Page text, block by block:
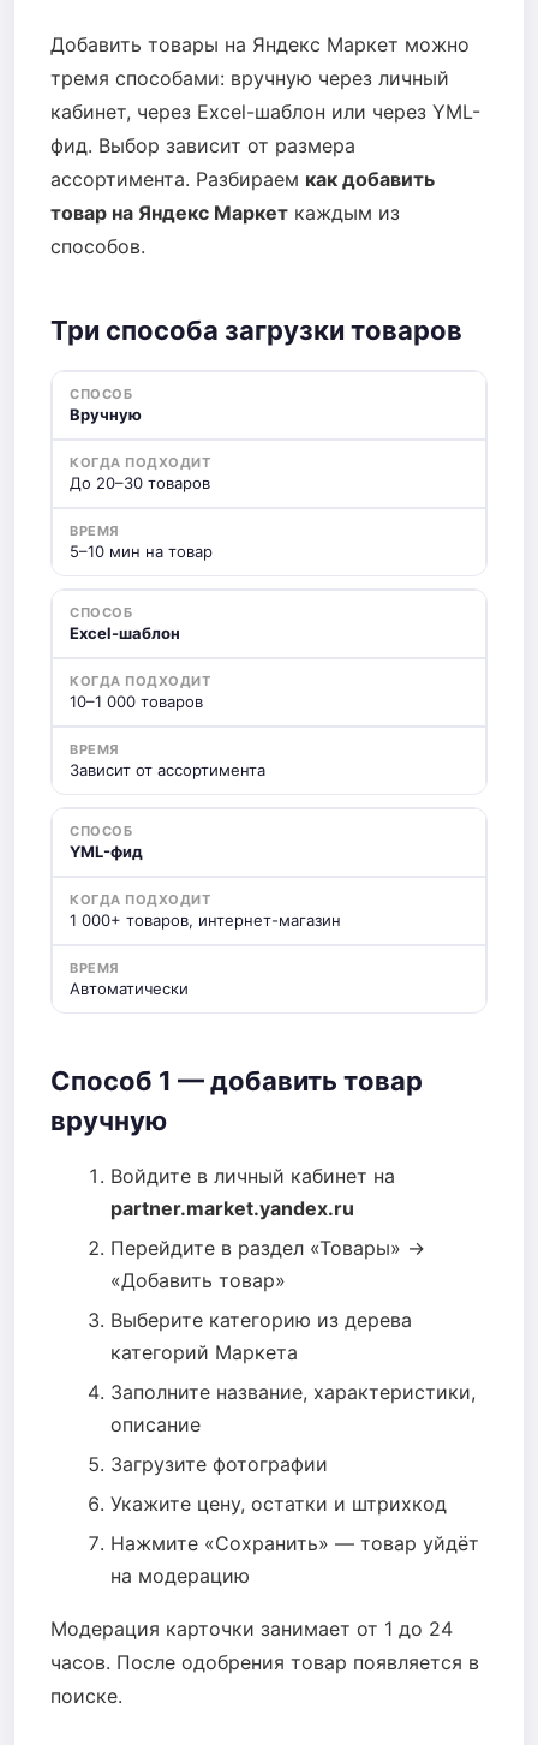
Добавить товары на Яндекс Маркет можно
тремя способами: вручную через личный
кабинет, через Excel-шаблон или через YML-
фид. Выбор зависит от размера
ассортимента. Разбираем как добавить
товар на Яндекс Маркет каждым из
способов.
Три способа загрузки товаров
Вручную
До 20–30 товаров
5–10 мин на товар
Excel-шаблон
10–1 000 товаров
Зависит от ассортимента
YML-фид
1 000+ товаров, интернет-магазин
Автоматически
Способ 1 — добавить товар
вручную
Войдите в личный кабинет на
partner.market.yandex.ru
Перейдите в раздел «Товары» →
«Добавить товар»
Выберите категорию из дерева
категорий Маркета
Заполните название, характеристики,
описание
Загрузите фотографии
Укажите цену, остатки и штрихкод
Нажмите «Сохранить» — товар уйдёт
на модерацию
Модерация карточки занимает от 1 до 24
часов. После одобрения товар появляется в
поиске.